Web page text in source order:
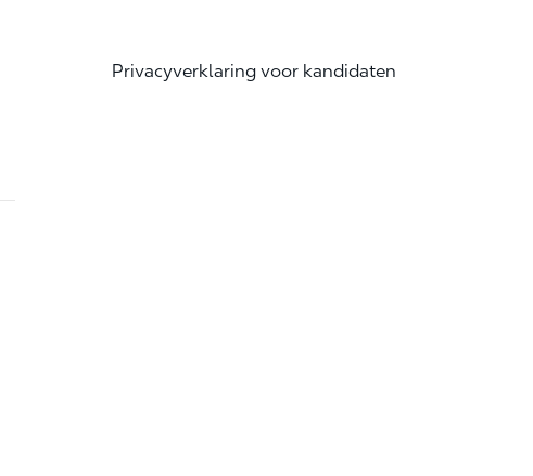
Privacyverklaring voor kandidaten